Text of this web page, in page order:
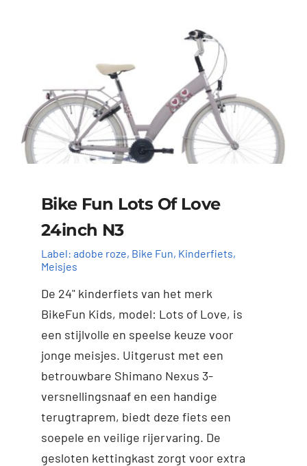
Toevoegen aan
winkelwagen
Bike Fun Lots Of Love
24inch N3
Label: adobe roze, Bike Fun, Kinderfiets,
Meisjes
De 24" kinderfiets van het merk
BikeFun Kids, model: Lots of Love, is
een stijlvolle en speelse keuze voor
jonge meisjes. Uitgerust met een
betrouwbare Shimano Nexus 3-
versnellingsnaaf en een handige
terugtraprem, biedt deze fiets een
soepele en veilige rijervaring. De
gesloten kettingkast zorgt voor extra